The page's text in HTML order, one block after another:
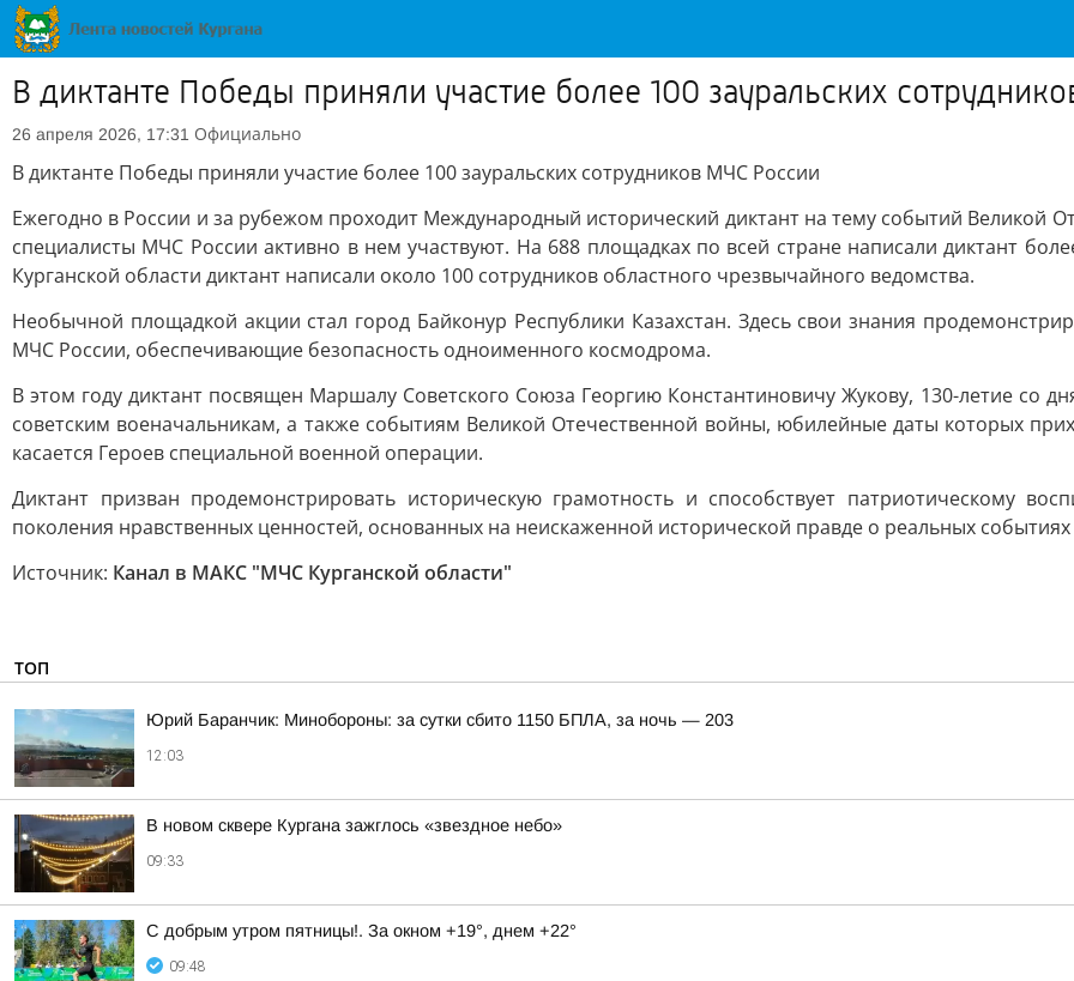
В диктанте Победы приняли участие более 100 зауральских
26 апреля 2026, 17:31 Официально
В диктанте Победы приняли участие более 100 зауральских сотрудников МЧС России
Ежегодно в России и за рубежом проходит Международный исторический диктант на тему событий Великой
специалисты МЧС России активно в нем участвуют. На 688 площадках по всей стране написали диктант
Курганской области диктант написали около 100 сотрудников областного чрезвычайного ведомства.
Необычной площадкой акции стал город Байконур Республики Казахстан. Здесь свои знания
МЧС России, обеспечивающие безопасность одноименного космодрома.
В этом году диктант посвящен Маршалу Советского Союза Георгию Константиновичу Жукову, 130-летие со
советским военачальникам, а также событиям Великой Отечественной войны, юбилейные даты которых
касается Героев специальной военной операции.
Диктант призван продемонстрировать историческую грамотность и способствует патриотическому
поколения нравственных ценностей, основанных на неискаженной исторической правде о реальных
Источник: Канал в МАКС "МЧС Курганской области"
ТОП
Юрий Баранчик: Минобороны: за сутки сбито 1150 БПЛА, за ночь — 203
12:03
В новом сквере Кургана зажглось «звездное небо»
09:33
С добрым утром пятницы!. За окном +19°, днем +22°
09:48